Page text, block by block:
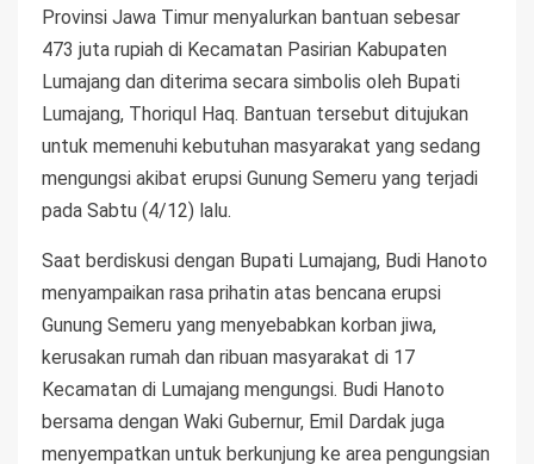
Provinsi Jawa Timur menyalurkan bantuan sebesar
473 juta rupiah di Kecamatan Pasirian Kabupaten
Lumajang dan diterima secara simbolis oleh Bupati
Lumajang, Thoriqul Haq. Bantuan tersebut ditujukan
untuk memenuhi kebutuhan masyarakat yang sedang
mengungsi akibat erupsi Gunung Semeru yang terjadi
pada Sabtu (4/12) lalu.
Saat berdiskusi dengan Bupati Lumajang, Budi Hanoto
menyampaikan rasa prihatin atas bencana erupsi
Gunung Semeru yang menyebabkan korban jiwa,
kerusakan rumah dan ribuan masyarakat di 17
Kecamatan di Lumajang mengungsi. Budi Hanoto
bersama dengan Waki Gubernur, Emil Dardak juga
menyempatkan untuk berkunjung ke area pengungsian